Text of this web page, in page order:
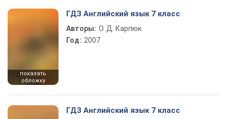
показать
обложку
ГДЗ Английский язык 7 класс
Авторы: О. Д. Карпюк
Год: 2007
ГДЗ Английский язык 7 класс